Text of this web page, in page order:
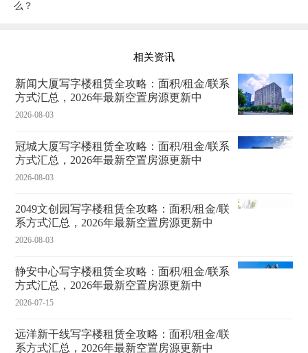
么？
相关资讯
新闻大厦写字楼租赁全攻略：面积/租金/联系
方式汇总，2026年最新空置房源更新中
2026-08-03
冠城大厦写字楼租赁全攻略：面积/租金/联系
方式汇总，2026年最新空置房源更新中
2026-08-03
2049文创园写字楼租赁全攻略：面积/租金/联
系方式汇总，2026年最新空置房源更新中
2026-08-03
静安中心写字楼租赁全攻略：面积/租金/联系
方式汇总，2026年最新空置房源更新中
2026-07-15
远洋新干线写字楼租赁全攻略：面积/租金/联
系方式汇总，2026年最新空置房源更新中